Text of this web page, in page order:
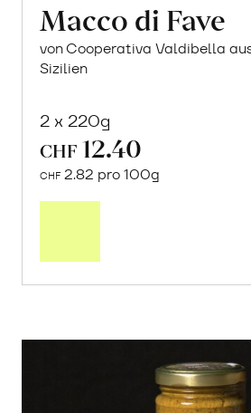
Macco di Fave
von Cooperativa Valdibella
Sizilien
2 x 220g
CHF 12.40
CHF 2.82 pro 100g